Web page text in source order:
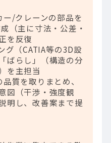
/クレーンの部品を
（主に寸法・公差・
を反復
（CATIA等の3D設
ばらし」（構造の分
を主担当
質を取りまとめ、
図（干渉・強度観
明し、改善案まで提